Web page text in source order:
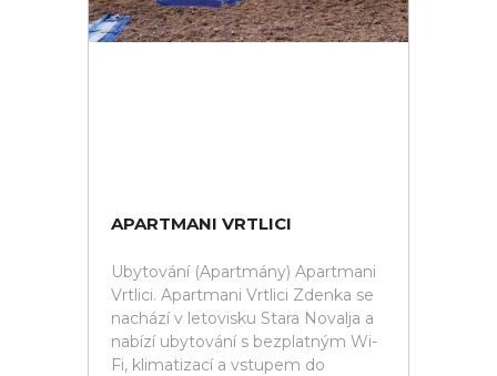
APARTMANI VRTLICI
Ubytování (Apartmány) Apartmani
Vrtlici. Apartmani Vrtlici Zdenka se
nachází v letovisku Stara Novalja a
nabízí ubytování s bezplatným Wi-
Fi, klimatizací a vstupem do